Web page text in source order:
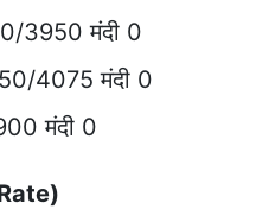
3950 मंदी 0
4075 मंदी 0
मंदी 0